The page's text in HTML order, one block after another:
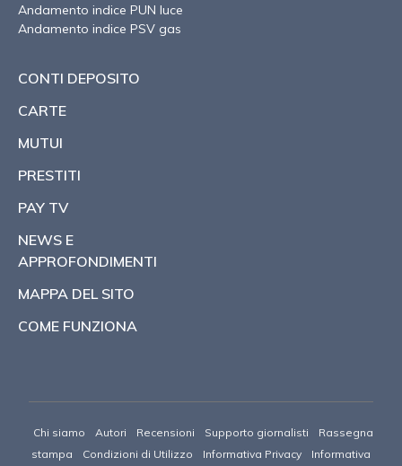
Andamento indice PUN luce
Andamento indice PSV gas
CONTI DEPOSITO
CARTE
MUTUI
PRESTITI
PAY TV
NEWS E
APPROFONDIMENTI
MAPPA DEL SITO
COME FUNZIONA
Chi siamo Autori Recensioni Supporto giornalisti
Rassegna
stampa
Condizioni di Utilizzo Informativa Privacy Informativa